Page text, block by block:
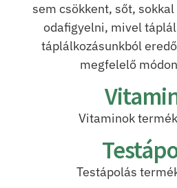
sem csökkent, sőt,
odafigyelni, mivel
táplálkozásunkból
megfelelő
Vitaminok
Testápolás